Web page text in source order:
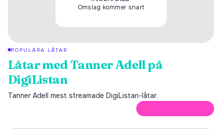
Omslag kommer snart
POPULÄRA LÅTAR
Låtar medTanner Adellpå
DigiListan
Tanner Adell mest streamade DigiListan-låtar.